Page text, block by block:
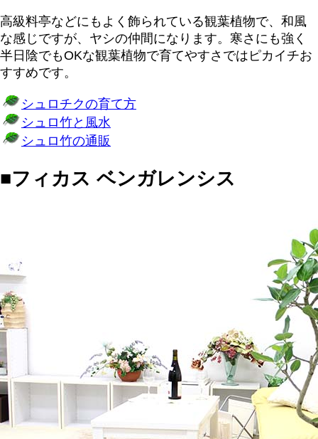
高級料亭などにもよく飾られている観葉植物で、和風
な感じですが、ヤシの仲間になります。寒さにも強く
半日陰でもOKな観葉植物で育てやすさではピカイチお
すすめです。
シュロチクの育て方
シュロ竹と風水
シュロ竹の通販
■フィカス ベンガレンシス